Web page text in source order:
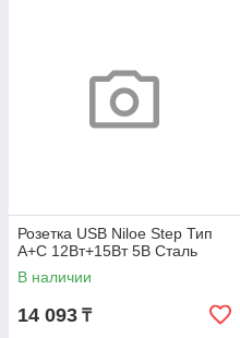
Розетка USB Niloe Step Тип
А+C 12Вт+15Вт 5В Сталь
В наличии
14 093 ₸